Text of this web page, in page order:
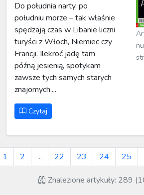
Do południa narty, po
południu morze – tak właśnie
spędzają czas w Libanie liczni
turyści z Włoch, Niemiec czy
Francji. Ilekroć jadę tam
późną jesienią, spotykam
zawsze tych samych starych
znajomych....
Czytaj
1 2 ... 22 23 24 25
Znalezione artykuły: 289